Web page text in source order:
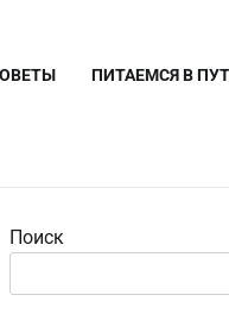
ПИТАЕМСЯ В
Поиск